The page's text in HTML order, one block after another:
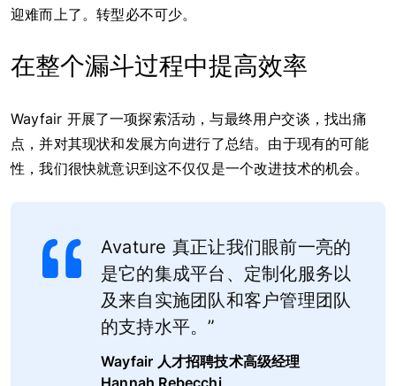
迎难而上了。转型必不可少。
在整个漏斗过程中提高效率
Wayfair 开展了一项探索活动，与最终用户交谈，找出痛
点，并对其现状和发展方向进行了总结。由于现有的可能
性，我们很快就意识到这不仅仅是一个改进技术的机会。
Avature 真正让我们眼前一亮的
是它的集成平台、定制化服务以
及来自实施团队和客户管理团队
的支持水平。”
Wayfair 人才招聘技术高级经理
Hannah Rebecchi